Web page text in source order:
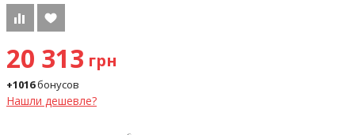
20 313 грн
+1016бонусов
Нашли дешевле?